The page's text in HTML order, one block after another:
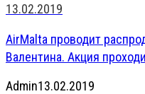
13.02.2019
AirMalta проводит
Валентина. Акция
Admin13.02.2019